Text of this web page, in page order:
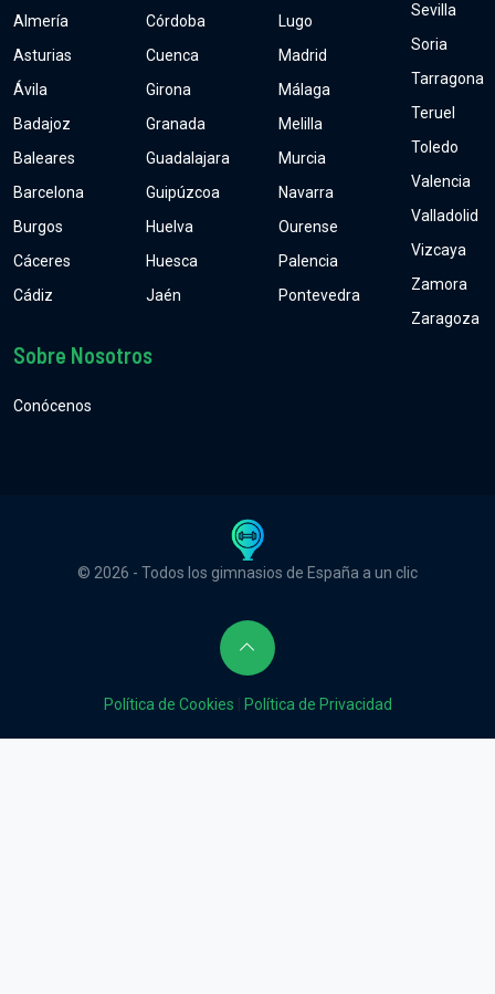
Almería
Asturias
Ávila
Badajoz
Baleares
Barcelona
Burgos
Cáceres
Cádiz
Córdoba
Cuenca
Girona
Granada
Guadalajara
Guipúzcoa
Huelva
Huesca
Jaén
Lugo
Madrid
Málaga
Melilla
Murcia
Navarra
Ourense
Palencia
Pontevedra
Sevilla
Soria
Tarragona
Teruel
Toledo
Valencia
Valladolid
Vizcaya
Zamora
Zaragoza
Sobre Nosotros
Conócenos
© 2026 - Todos los gimnasios de España a un clic
Política de Cookies Política de Privacidad